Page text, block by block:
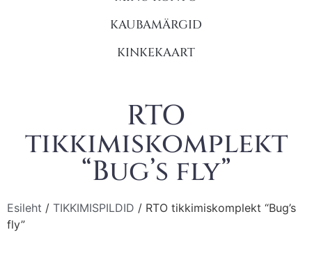
KAUBAMÄRGID
KINKEKAART
RTO
tikkimiskomplekt
“Bug’s fly”
Esileht / TIKKIMISPILDID / RTO tikkimiskomplekt “Bug’s
fly”